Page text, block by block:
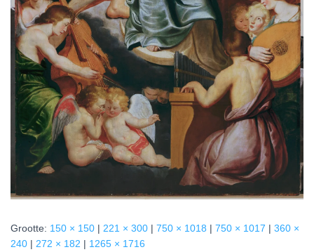
Grootte: 150 × 150 | 221 × 300 | 750 × 1018 | 750 × 1017 | 360 ×
240 | 272 × 182 | 1265 × 1716